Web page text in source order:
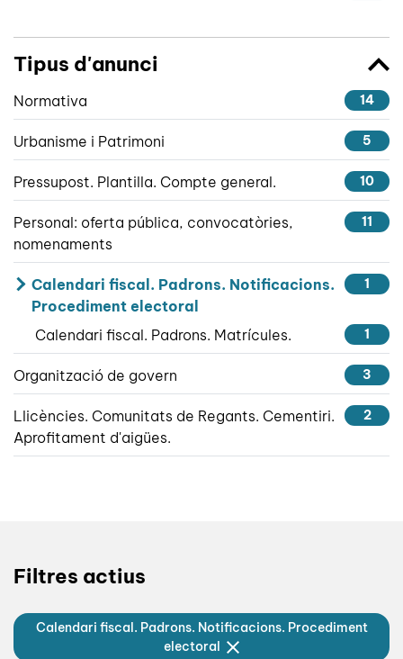
Tipus d'anunci
Normativa 14
Urbanisme i Patrimoni 5
Pressupost. Plantilla. Compte general. 10
Personal: oferta pública, convocatòries,
nomenaments
11
Calendari fiscal. Padrons. Notificacions.
Procediment electoral
1
Calendari fiscal. Padrons. Matrícules. 1
Organització de govern 3
Llicències. Comunitats de Regants. Cementiri.
Aprofitament d'aigües.
2
Filtres actius
Calendari fiscal. Padrons. Notificacions. Procediment
electoral